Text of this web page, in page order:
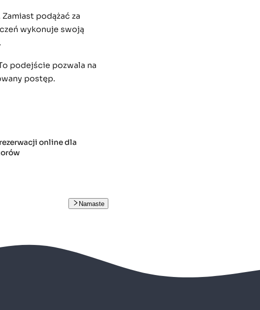
podążać za
wykonuje swoją
podejście pozwala na
postęp.
online dla
Namaste